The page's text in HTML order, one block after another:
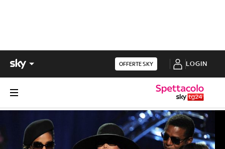
OFFERTE SKY LOGIN